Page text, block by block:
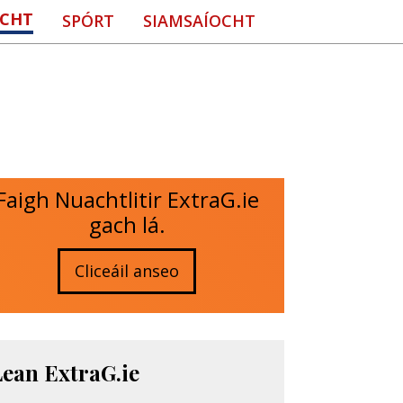
SPÓRT SIAMSAÍOCHT
Nuachtlitir ExtraG.ie
gach lá.
Cliceáil anseo
ExtraG.ie